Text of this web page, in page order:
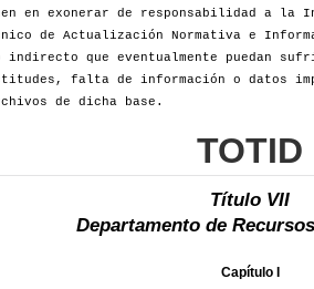
en exonerar de responsabilidad a la
de Actualización Normativa e
que eventualmente puedan
falta de información o datos
de dicha base.
TOTID
Título VII
Departamento de
Capítulo I